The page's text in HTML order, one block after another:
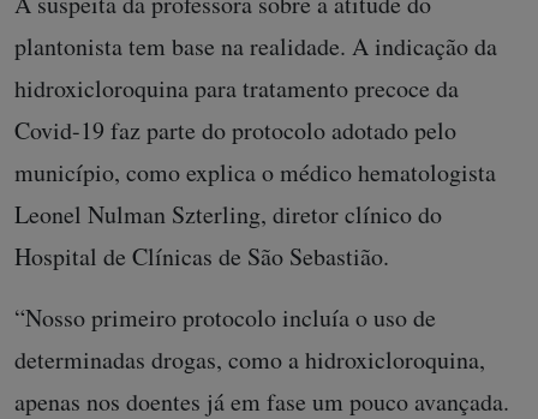
plantonista tem base na realidade. A indicação da
hidroxicloroquina para tratamento precoce da
Covid-19 faz parte do protocolo adotado pelo
município, como explica o médico hematologista
Leonel Nulman Szterling, diretor clínico do
Hospital de Clínicas de São Sebastião.
“Nosso primeiro protocolo incluía o uso de
determinadas drogas, como a hidroxicloroquina,
apenas nos doentes já em fase um pouco avançada.